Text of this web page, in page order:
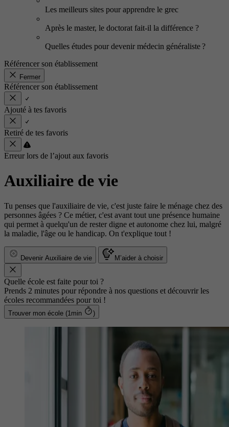
Les meilleurs sites pour apprendre le grec
Après le master, le doctorat fait-il la différence ?
Quelles études pour devenir médecin généraliste ?
Référencer son établissement
Fermer
Référencer son établissement
Ajouté à tes favoris
Retiré de tes favoris
Erreur lors de l’ajout aux favoris
Auxiliaire de vie
Tu penses que l'auxiliaire de vie, c'est juste faire le ménage chez des
personnes âgées ? Ce métier, c'est avant tout une présence humaine
qui permet à quelqu'un de rester digne et autonome chez lui, malgré
la maladie, l'âge ou le handicap. On t'explique tout !
Devenir Auxiliaire de vie M’aider à choisir
Quelle école est faite pour toi ?
Prends 2 minutes pour répondre à nos questions et découvrir les
écoles recommandées pour toi !
Trouver mon école (1min )